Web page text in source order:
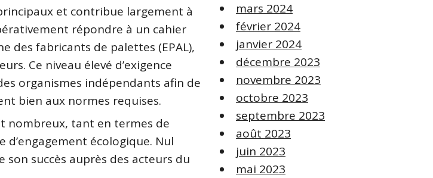
et contribue largement à
répondre à un cahier
des fabricants de palettes (EPAL),
Ce niveau élevé d’exigence
organismes indépendants afin de
bien aux normes requises.
nombreux, tant en termes de
écologique. Nul
succès auprès des acteurs du
mars 2024
février 2024
janvier 2024
décembre 2023
novembre 2023
octobre 2023
septembre 2023
août 2023
juin 2023
mai 2023